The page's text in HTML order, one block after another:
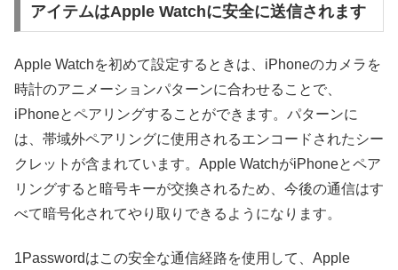
アイテムはApple Watchに安全に送信されます
Apple Watchを初めて設定するときは、iPhoneのカメラを
時計のアニメーションパターンに合わせることで、
iPhoneとペアリングすることができます。パターンに
は、帯域外ペアリングに使用されるエンコードされたシー
クレットが含まれています。Apple WatchがiPhoneとペア
リングすると暗号キーが交換されるため、今後の通信はす
べて暗号化されてやり取りできるようになります。
1Passwordはこの安全な通信経路を使用して、Apple